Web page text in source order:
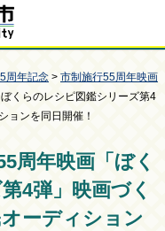
周年記念 > 市制施行55周年映画
くらのレシピ図鑑シリーズ第4
ョンを同日開催！
周年映画「ぼく
4弾」映画づく
ーディション